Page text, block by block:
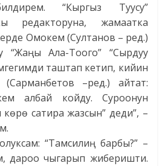
“Кыргыз Туусу”
редакторуна, жамаатка
Омокем (Султанов – ред.)
“Жаңы Ала-Тоого” “Сырдуу
таштап кетип, кийин
–ред.) айтат:
албай койду. Суроонун
сатира жазсын” деди”, –
“Тамсилиң барбы?” –
дароо чыгарып жиберишти.